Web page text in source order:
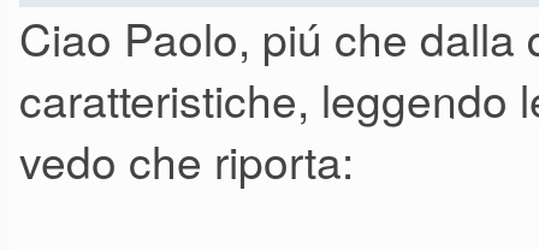
xlr è mostruosa, nel
gain del mixer; l'uscita
Sul cp1 non si può
con una gestione accorte
Ciao Paolo, piú che dalla
caratteristiche, leggendo
vedo che riporta: